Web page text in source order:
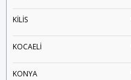
KİLİS
KOCAELİ
KONYA